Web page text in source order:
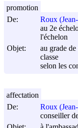
De:
Roux
au 2e
l'échelon
Objet:
au grade
classe
selon les
promotion
De:
Roux
conseiller
affectation